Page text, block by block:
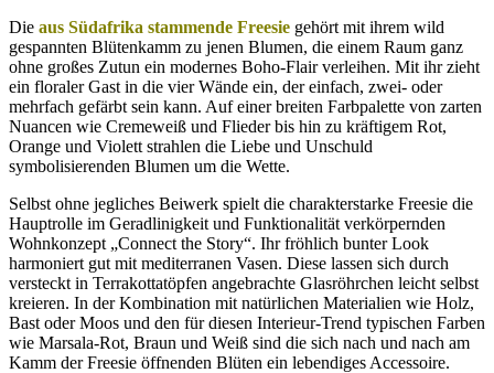
Die aus Südafrika stammende Freesie gehört mit ihrem wild
gespannten Blütenkamm zu jenen Blumen, die einem Raum ganz
ohne großes Zutun ein modernes Boho-Flair verleihen. Mit ihr zieht
ein floraler Gast in die vier Wände ein, der einfach, zwei- oder
mehrfach gefärbt sein kann. Auf einer breiten Farbpalette von zarten
Nuancen wie Cremeweiß und Flieder bis hin zu kräftigem Rot,
Orange und Violett strahlen die Liebe und Unschuld
symbolisierenden Blumen um die Wette.
Selbst ohne jegliches Beiwerk spielt die charakterstarke Freesie die
Hauptrolle im Geradlinigkeit und Funktionalität verkörpernden
Wohnkonzept „Connect the Story“. Ihr fröhlich bunter Look
harmoniert gut mit mediterranen Vasen. Diese lassen sich durch
versteckt in Terrakottatöpfen angebrachte Glasröhrchen leicht selbst
kreieren. In der Kombination mit natürlichen Materialien wie Holz,
Bast oder Moos und den für diesen Interieur-Trend typischen Farben
wie Marsala-Rot, Braun und Weiß sind die sich nach und nach am
Kamm der Freesie öffnenden Blüten ein lebendiges Accessoire.